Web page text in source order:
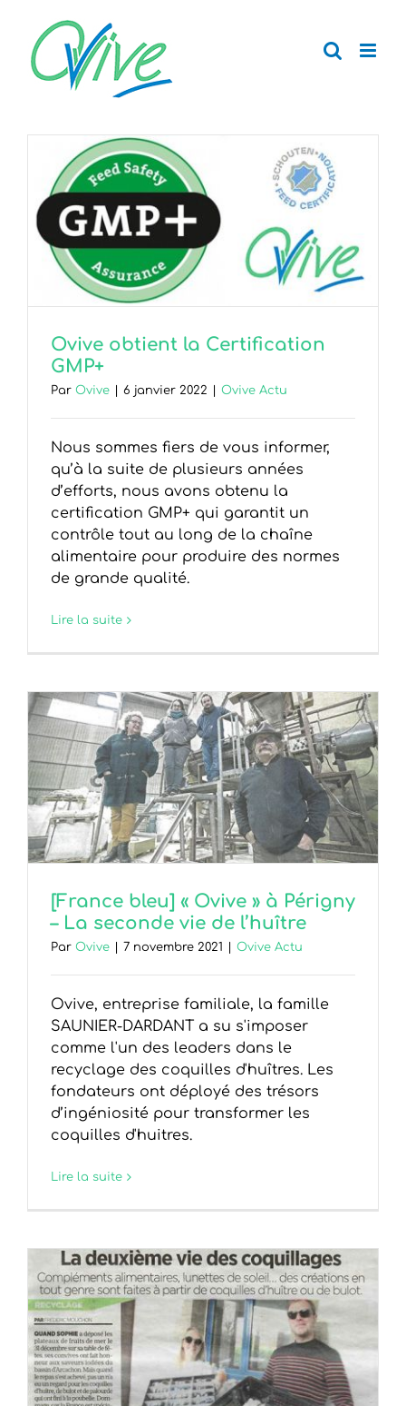
contenu
Ovive obtient la Certification
GMP+
Par Ovive 6 janvier 2022 Ovive Actu
Nous sommes fiers de vous informer,
qu’à la suite de plusieurs années
d’efforts, nous avons obtenu la
certification GMP+ qui garantit un
contrôle tout au long de la chaîne
alimentaire pour produire des normes
de grande qualité.
Lire la suite
[France bleu] « Ovive » à Périgny
– La seconde vie de l’huître
Par Ovive 7 novembre 2021 Ovive Actu
Ovive, entreprise familiale, la famille
SAUNIER-DARDANT a su s'imposer
comme l'un des leaders dans le
recyclage des coquilles d'huîtres. Les
fondateurs ont déployé des trésors
d’ingéniosité pour transformer les
coquilles d'huitres.
Lire la suite